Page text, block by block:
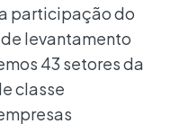
participação do
levantamento
43 setores da
classe